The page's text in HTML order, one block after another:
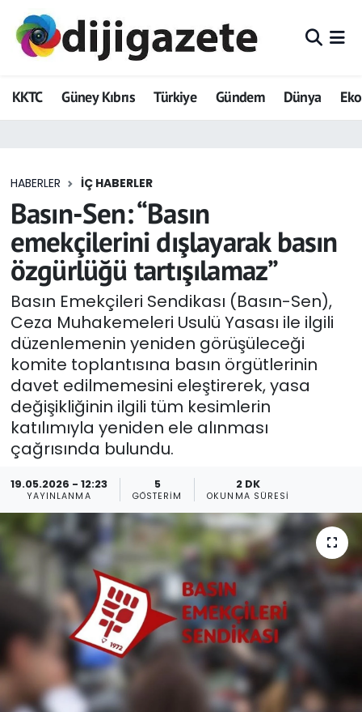
KKTC Güney Kıbrıs Türkiye Gündem Dünya
HABERLER İÇ HABERLER
Basın-Sen: “Basın
emekçilerini dışlayarak basın
özgürlüğü tartışılamaz”
Basın Emekçileri Sendikası (Basın-Sen),
Ceza Muhakemeleri Usulü Yasası ile ilgili
düzenlemenin yeniden görüşüleceği
komite toplantısına basın örgütlerinin
davet edilmemesini eleştirerek, yasa
değişikliğinin ilgili tüm kesimlerin
katılımıyla yeniden ele alınması
çağrısında bulundu.
19.05.2026 - 12:23
YAYINLANMA
5
GÖSTERIM
2 DK
OKUNMA SÜRESI
ADVERTORIAL
Dijigazete
Eğitim
Ekonomi
Foto Galeri
GEZİ
Güncel
Gündem
KKTC
KKTC YEREL SEÇİM 2018
Kültür Sanat
Magazin
Moda
Nöbetçi Eczaneler
Otomobil Dünyası
Hava Durumu
Trafik Durumu
Tüm Manşetler
Son Dakika Haberleri
Haber Arşivi